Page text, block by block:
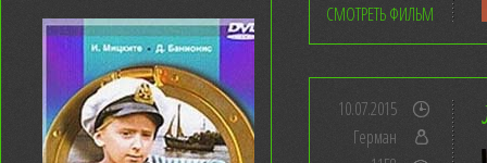
СМОТРЕТЬ ФИЛЬМ
10.07.2015
Герман